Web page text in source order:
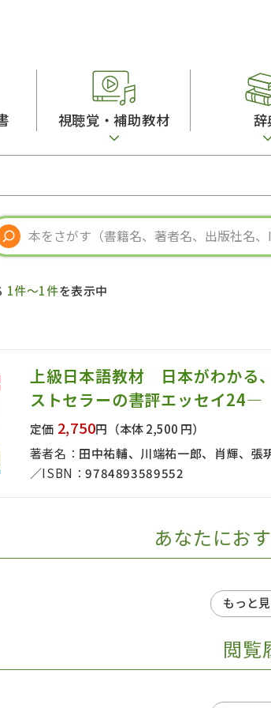
子ども向け
発音・聴解
日本事情
視聴覚・補助教材
絵本・子ども向け補助
辞
スペイン語辞典
ポルトガル語辞典
語彙・意味
表記
1件～1件を表示中
上級日本語教材 日本がわか
ストセラーの書評エッセイ24―
定価 2,750円 （本体 2,500 円）
著者名： 田中祐輔、川端祐一郎、肖輝、張
ISBN：9784893589552
あなたにお
もっと
閲覧